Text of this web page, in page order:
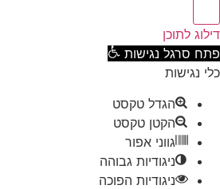
לתוכן
סרגל נגישות
נגישות
הגדל טקסט
הקטן טקסט
גווני אפור
ניגודיות גבוהה
ניגודיות הפוכה